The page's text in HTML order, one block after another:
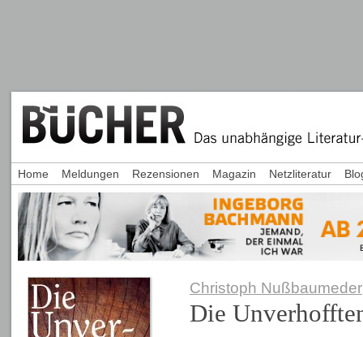
Christoph Nußbaumeder
Die
Home Meldungen Rezensionen Magazin Netzliteratur